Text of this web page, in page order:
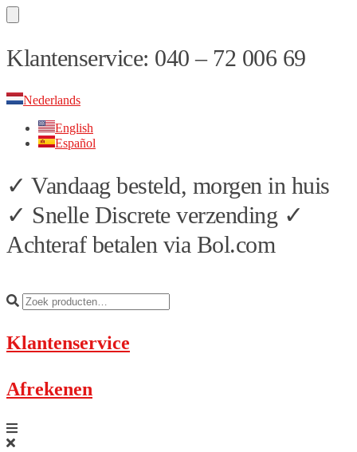
Skip
to
Skip
to
Klantenservice: 040 – 72 006 69
Nederlands
English
Español
✓ Vandaag besteld, morgen in huis
✓ Snelle Discrete verzending ✓
Achteraf betalen via Bol.com
Klantenservice
Afrekenen